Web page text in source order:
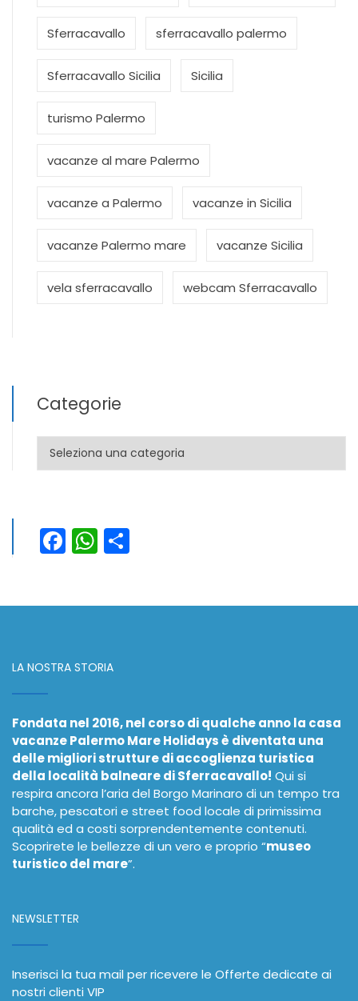
Sferracavallo sferracavallo palermo
Sferracavallo Sicilia Sicilia
turismo Palermo
vacanze al mare Palermo
vacanze a Palermo vacanze in Sicilia
vacanze Palermo mare vacanze Sicilia
vela sferracavallo webcam Sferracavallo
Categorie
Categorie
Facebook
WhatsApp
LA NOSTRA STORIA
Fondata nel 2016, nel corso di qualche anno la casa
vacanze Palermo Mare Holidays è diventata una
delle migliori strutture di accoglienza turistica
della località balneare di Sferracavallo! Qui si
respira ancora l’aria del Borgo Marinaro di un tempo tra
barche, pescatori e street food locale di primissima
qualità ed a costi sorprendentemente contenuti.
Scoprirete le bellezze di un vero e proprio “museo
turistico del mare”.
NEWSLETTER
Inserisci la tua mail per ricevere le Offerte dedicate ai
nostri clienti VIP